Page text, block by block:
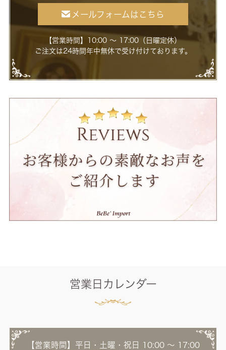
メールフォームはこちら
【営業時間】10:00 ～ 17:00（日曜定休）
ご注文は24時間年中無休で受け付けております。
営業日カレンダー
【営業時間】平日・土曜・祝日 10:00 ～ 17:00